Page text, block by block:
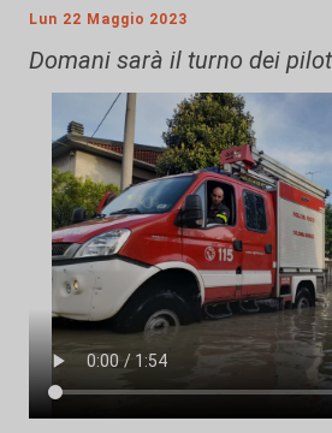
Lun 22 Maggio 2023
Domani sarà il turno dei